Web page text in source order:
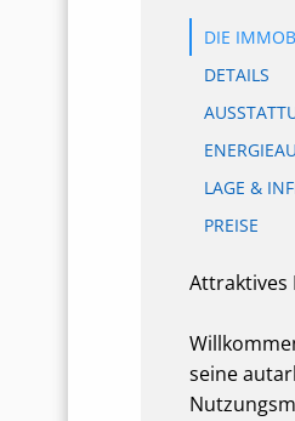
DIE
DETAILS
LAGE &
PREISE
Attraktives
seine